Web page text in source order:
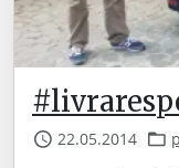
22.05.2014